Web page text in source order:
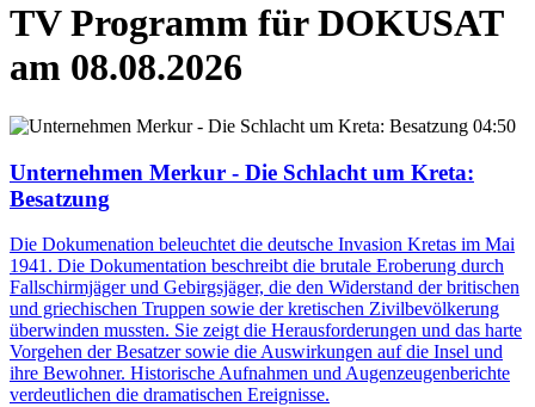
TV Programm für DOKUSAT
am 08.08.2026
04:50
Unternehmen Merkur - Die Schlacht um Kreta:
Besatzung
Die Dokumenation beleuchtet die deutsche Invasion Kretas im Mai
1941. Die Dokumentation beschreibt die brutale Eroberung durch
Fallschirmjäger und Gebirgsjäger, die den Widerstand der britischen
und griechischen Truppen sowie der kretischen Zivilbevölkerung
überwinden mussten. Sie zeigt die Herausforderungen und das harte
Vorgehen der Besatzer sowie die Auswirkungen auf die Insel und
ihre Bewohner. Historische Aufnahmen und Augenzeugenberichte
verdeutlichen die dramatischen Ereignisse.